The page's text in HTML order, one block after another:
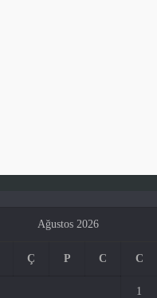
Ağustos 2026
Ç P C C
1